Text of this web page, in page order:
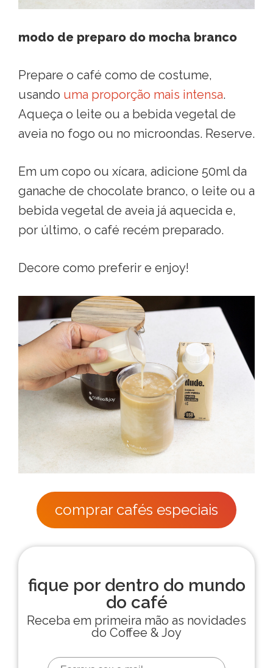
modo de preparo do mocha branco
Prepare o café como de costume,
usando uma proporção mais intensa.
Aqueça o leite ou a bebida vegetal de
aveia no fogo ou no microondas. Reserve.
Em um copo ou xícara, adicione 50ml da
ganache de chocolate branco, o leite ou a
bebida vegetal de aveia já aquecida e,
por último, o café recém preparado.
Decore como preferir e enjoy!
comprar cafés especiais